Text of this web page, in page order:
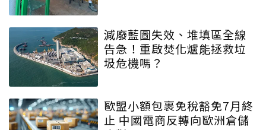
減廢藍圖失效、堆填區全線
告急！重啟焚化爐能拯救垃
圾危機嗎？
歐盟小額包裹免稅豁免7月終
止 中國電商反轉向歐洲倉儲